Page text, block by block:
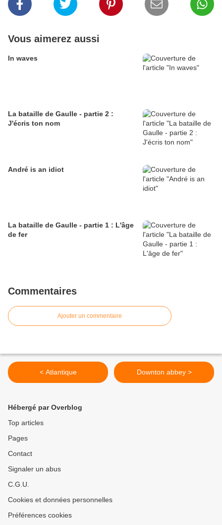
Vous aimerez aussi
In waves
La bataille de Gaulle - partie 2 :
J'écris ton nom
André is an idiot
La bataille de Gaulle - partie 1 : L'âge
de fer
Commentaires
Ajouter un commentaire
< Atlantique Downton abbey >
Hébergé par Overblog
Top articles
Pages
Contact
Signaler un abus
C.G.U.
Cookies et données personnelles
Préférences cookies